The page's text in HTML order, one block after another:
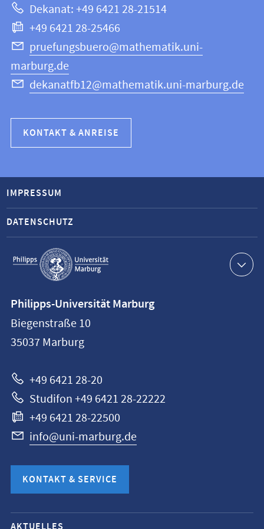
Informatik
Dekanat: +49 6421 28-21514
+49 6421 28-25466
pruefungsbuero@mathematik.uni-
marburg.de
dekanatfb12@mathematik.uni-marburg.de
KONTAKT & ANREISE
Service-
Navigation
IMPRESSUM
DATENSCHUTZ
Philipps-
Universität
Marburg
Philipps-Universität Marburg
Biegenstraße 10
35037 Marburg
+49 6421 28-20
Studifon +49 6421 28-22222
+49 6421 28-22500
info@uni-marburg.de
KONTAKT & SERVICE
Mobile-